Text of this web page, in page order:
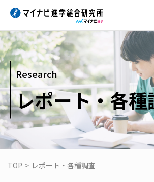
Research
レポート・各種
TOP > レポート・各種調査